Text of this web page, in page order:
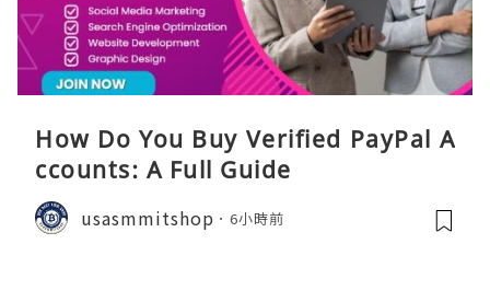
How Do You Buy Verified PayPal A
ccounts: A Full Guide
usasmmitshop 6小時前